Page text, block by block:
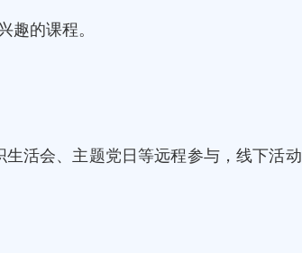
的课程。
活会、主题党日等远程参与，线下活